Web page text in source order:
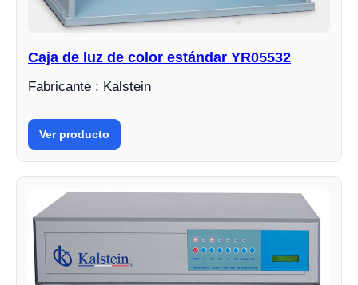
Caja de luz de color estándar YR05532
Fabricante : Kalstein
Ver producto